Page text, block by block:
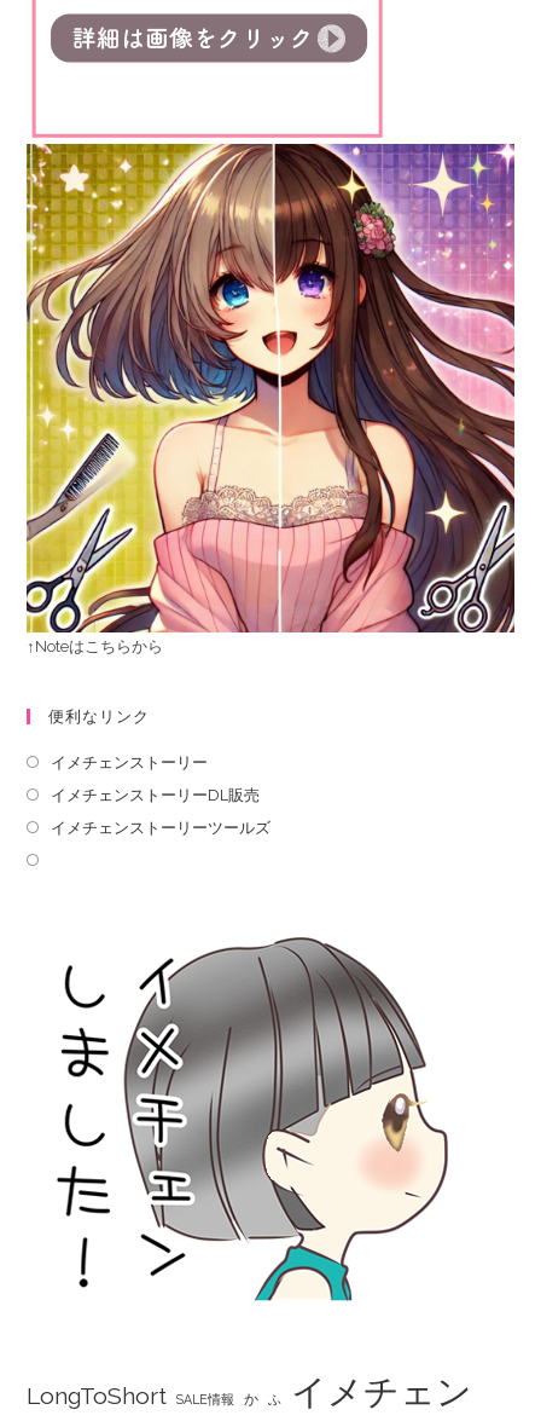
↑Noteはこちらから
便利なリンク
イメチェンストーリー
イメチェンストーリーDL販売
イメチェンストーリーツールズ
LongToShort SALE情報 か ふ イメチェン